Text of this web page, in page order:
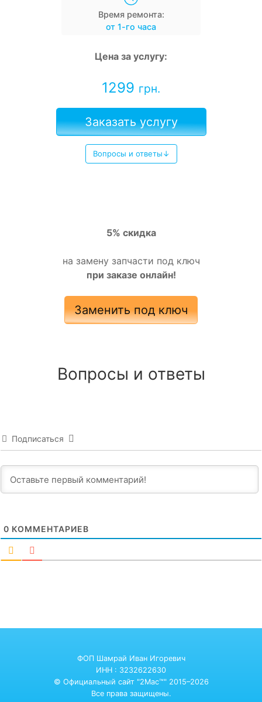
Время ремонта:
от 1-го часа
Цена за услугу:
1299 грн.
Заказать услугу
Вопросы и ответы↓
5% скидка
на замену запчасти под ключ
при заказе онлайн!
Заменить под ключ
Вопросы и ответы
Подписаться
0 КОММЕНТАРИЕВ
ФОП Шамрай Иван Игоревич
ИНН : 3232622630
© Официальный сайт "2Mac™" 2015–2026
Все права защищены.